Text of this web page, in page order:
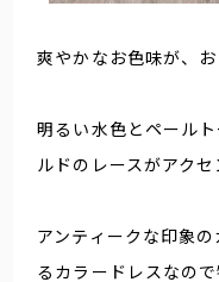
爽やかなお色味が、
明るい水色とペール
ルドのレースがアクセ
アンティークな印象
るカラードレスなの